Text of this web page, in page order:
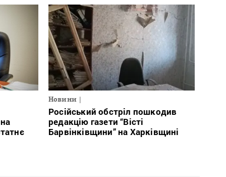
Новини
Російський обстріл пошкодив
редакцію газети “Вісті
Барвінківщини” на Харківщині